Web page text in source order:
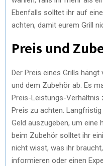
Ebenfalls solltet ihr auf
achten, damit eurem Grill
Preis und
Der Preis eines Grills
und dem Zubehör ab. Es
Preis-Leistungs-Verhältnis
Preis zu achten.
Geld auszugeben, um eine
beim Zubehör solltet ihr
nicht wisst, was ihr
informieren oder einen